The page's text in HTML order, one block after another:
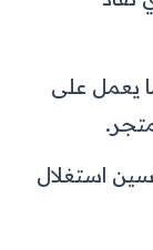
يعمل على
استغلال